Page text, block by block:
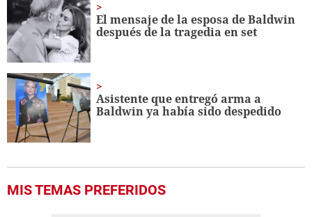
El mensaje de la esposa de Baldwin
después de la tragedia en set
Asistente que entregó arma a
Baldwin ya había sido despedido
MIS TEMAS PREFERIDOS